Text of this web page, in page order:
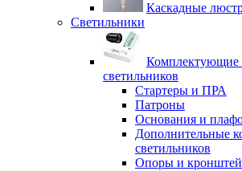
Каскадные
Светильники
Комплектующие
светильников
Стартеры и ПРА
Патроны
Основания и
Дополнительные
светильников
Опоры и